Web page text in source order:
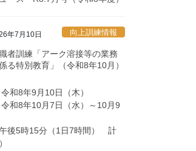
年7月10日 向上訓練情報
者訓練「アーク溶接等の業務
る特別教育」（令和8年10月）
和8年9月10日（木）
年10月7日（水）～10月9
後5時15分（1日7時間） 計